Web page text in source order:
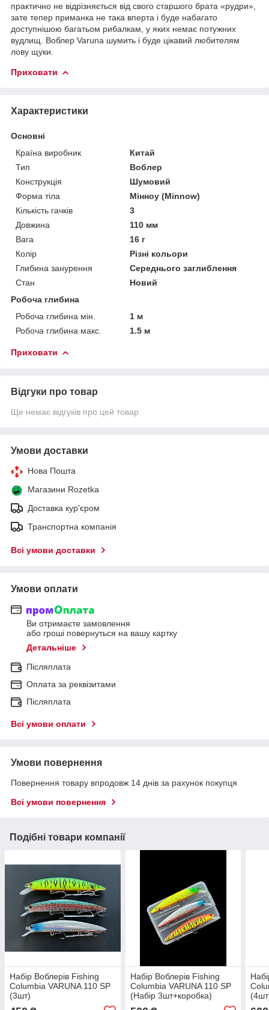
практично не відрізняється від свого старшого брата «рудри»,
зате тепер приманка не така вперта і буде набагато
доступнішою багатьом рибалкам, у яких немає потужних
вудлищ. Воблер Varuna шумить і буде цікавий любителям
лову щуки.
Приховати
Характеристики
Основні
Країна виробник
Китай
Тип
Воблер
Конструкція
Шумовий
Форма тіла
Мінноу (Minnow)
Кількість гачків
3
Довжина
110 мм
Вага
16 г
Колір
Різні кольори
Глибина занурення
Середнього заглиблення
Стан
Новий
Робоча глибина
Робоча глибина мін.
1 м
Робоча глибина макс.
1.5 м
Приховати
Відгуки про товар
Ще немає відгуків про цей товар
Умови доставки
Нова Пошта
Магазини Rozetka
Доставка кур'єром
Транспортна компанія
Всі умови доставки
Умови оплати
Ви отримаєте замовлення
або гроші повернуться на вашу картку
Детальніше
Післяплата
Оплата за реквізитами
Післяплата
Всі умови оплати
Умови повернення
Повернення товару впродовж 14 днів за рахунок покупця
Всі умови повернення
Подібні товари компанії
Набір Воблерів Fishing
Columbia VARUNA 110 SP
(3шт)
Набір Воблерів Fishing
Columbia VARUNA 110 SP
(Набір 3шт+коробка)